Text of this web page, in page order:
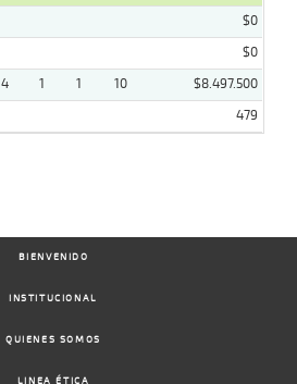
$0
$0
4 1 1 10
$8.497.500
479
BIENVENIDO
INSTITUCIONAL
QUIENES SOMOS
LINEA ÉTICA